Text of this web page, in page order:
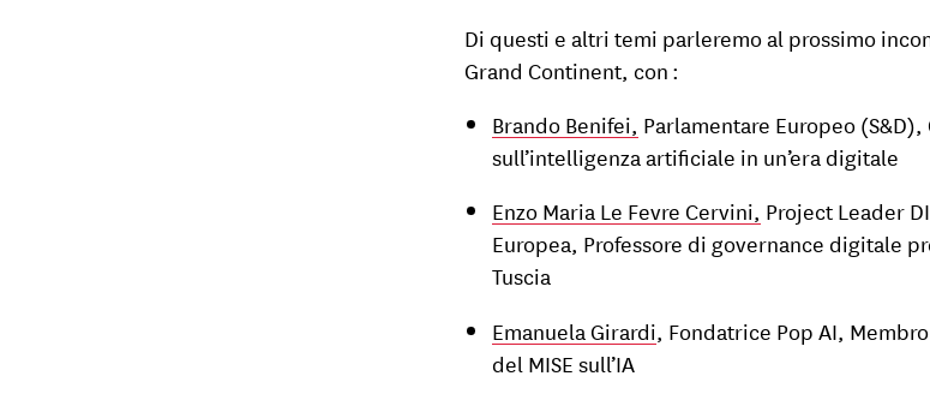
Di questi e altri temi parleremo al prossimo
Grand Continent, con :
Brando Benifei, Parlamentare Europeo
sull’intelligenza artificiale in un’era digitale
Enzo Maria Le Fevre Cervini, Project Leader
Europea, Professore di governance digitale
Tuscia
Emanuela Girardi, Fondatrice Pop AI,
del MISE sull’IA